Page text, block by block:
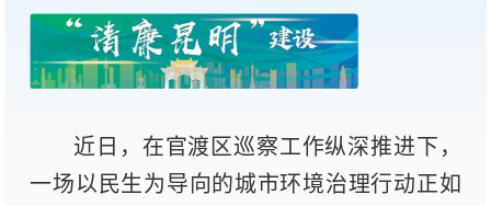
近日，在官渡区巡察工作纵深推进下，
一场以民生为导向的城市环境治理行动正如